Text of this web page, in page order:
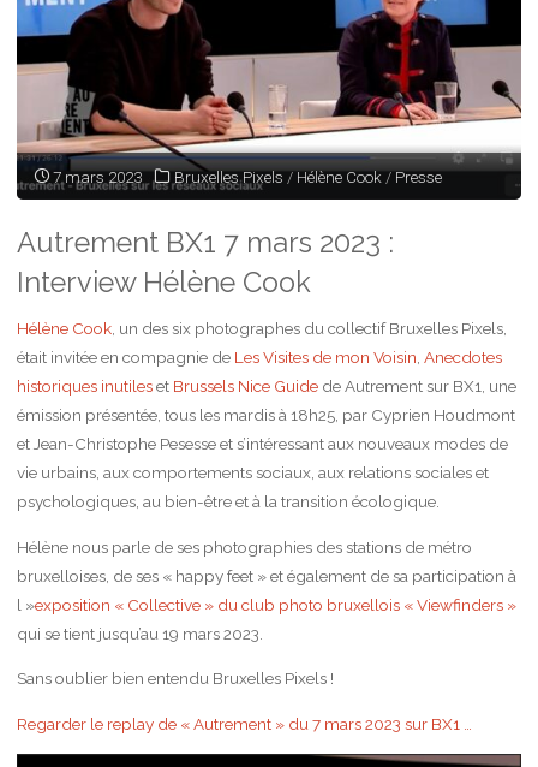
7 mars 2023 Bruxelles Pixels/Hélène Cook/Presse
Autrement BX1 7 mars 2023 :
Interview Hélène Cook
Hélène Cook, un des six photographes du collectif Bruxelles Pixels,
était invitée en compagnie de Les Visites de mon Voisin,Anecdotes
historiques inutileset Brussels Nice Guide de Autrement sur BX1, une
émission présentée, tous les mardis à 18h25, par Cyprien Houdmont
et Jean-Christophe Pesesse et s’intéressant aux nouveaux modes de
vie urbains, aux comportements sociaux, aux relations sociales et
psychologiques, au bien-être et à la transition écologique.
Hélène nous parle de ses photographies des stations de métro
bruxelloises, de ses « happy feet » et également de sa participation à
l »exposition « Collective » du club photo bruxellois « Viewfinders »
qui se tient jusqu’au 19 mars 2023.
Sans oublier bien entendu Bruxelles Pixels !
Regarder le replay de « Autrement » du 7 mars 2023 sur BX1 …